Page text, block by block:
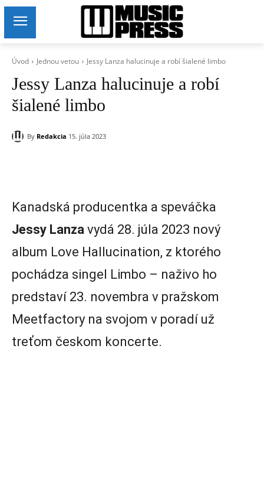
Úvod Jednou vetou Jessy Lanza halucinuje a robí šialené limbo
Jessy Lanza halucinuje a robí
šialené limbo
By Redakcia 15. júla 2023
Kanadská producentka a speváčka
Jessy Lanza vydá 28. júla 2023 nový
album Love Hallucination, z ktorého
pochádza singel Limbo – naživo ho
predstaví 23. novembra v pražskom
Meetfactory na svojom v poradí už
treťom českom koncerte.